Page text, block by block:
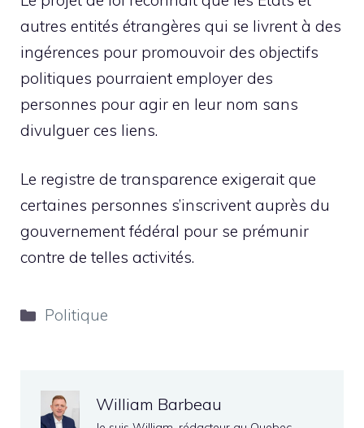
autres entités étrangères qui se livrent à des
ingérences pour promouvoir des objectifs
politiques pourraient employer des
personnes pour agir en leur nom sans
divulguer ces liens.
Le registre de transparence exigerait que
certaines personnes s’inscrivent auprès du
gouvernement fédéral pour se prémunir
contre de telles activités.
Catégories
Politique
William Barbeau